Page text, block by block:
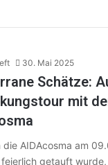
30. Mai 2025
Schätze:
mit
die AIDAcosma am
getauft